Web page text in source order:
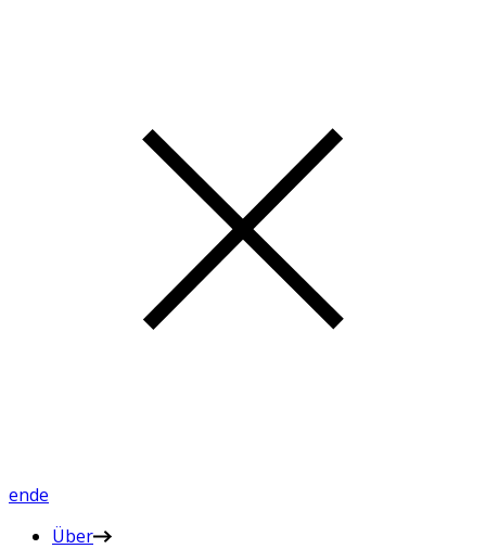
ende
Über